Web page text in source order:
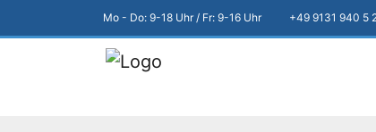
Mo - Do: 9-18 Uhr / Fr: 9-16 Uhr +49 9131 940 5